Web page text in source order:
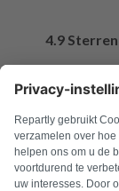
4.9